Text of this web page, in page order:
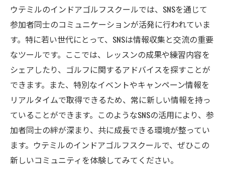
ウテミルのインドアゴルフスクールでは、SNSを通じて
参加者同士のコミュニケーションが活発に行われていま
す。特に若い世代にとって、SNSは情報収集と交流の重要
なツールです。ここでは、レッスンの成果や練習内容を
シェアしたり、ゴルフに関するアドバイスを探すことが
できます。また、特別なイベントやキャンペーン情報を
リアルタイムで取得できるため、常に新しい情報を持っ
ていることができます。このようなSNSの活用により、参
加者同士の絆が深まり、共に成長できる環境が整ってい
ます。ウテミルのインドアゴルフスクールで、ぜひこの
新しいコミュニティを体験してみてください。